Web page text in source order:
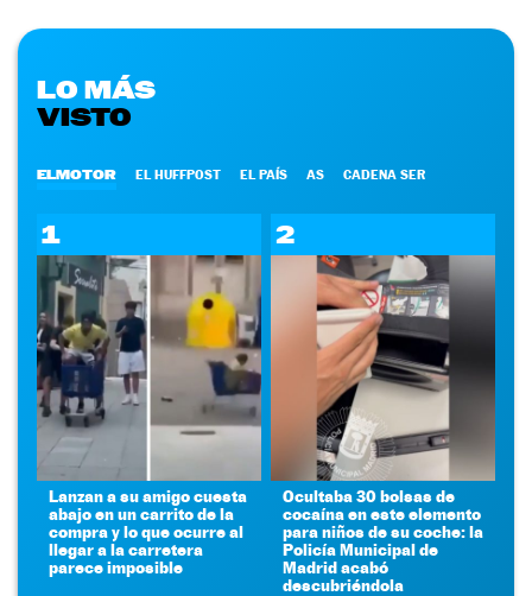
LO MÁS
VISTO
ELMOTOR EL HUFFPOST EL PAÍS AS CADENA SER
1
Lanzan a su amigo cuesta
abajo en un carrito de la
compra y lo que ocurre al
llegar a la carretera
parece imposible
2
Ocultaba 30 bolsas de
cocaína en este elemento
para niños de su coche: la
Policía Municipal de
Madrid acabó
descubriéndola